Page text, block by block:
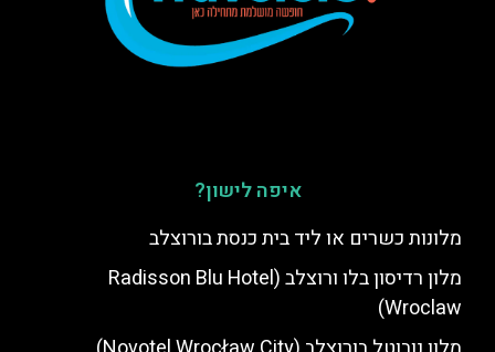
איפה לישון?
מלונות כשרים או ליד בית כנסת בורוצלב
מלון רדיסון בלו ורוצלב (Radisson Blu Hotel
Wroclaw)